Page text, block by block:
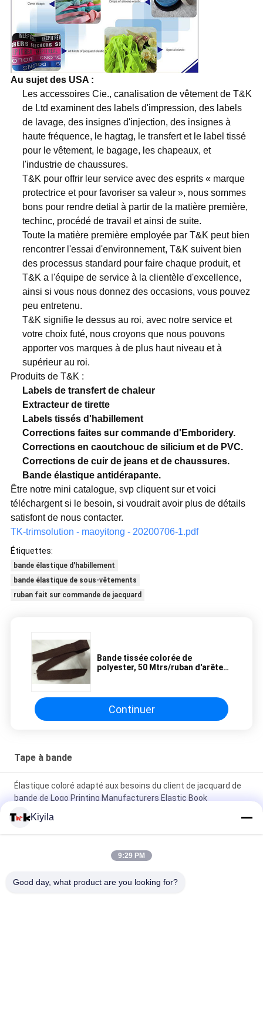
Au sujet des USA :
Les accessoires Cie., canalisation de vêtement de T&K
de Ltd examinent des labels d'impression, des labels
de lavage, des insignes d'injection, des insignes à
haute fréquence, le hagtag, le transfert et le label tissé
pour le vêtement, le bagage, les chapeaux, et
l'industrie de chaussures.
T&K pour offrir leur service avec des esprits « marque
protectrice et pour favoriser sa valeur », nous sommes
bons pour rendre detial à partir de la matière première,
techinc, procédé de travail et ainsi de suite.
Toute la matière première employée par T&K peut bien
rencontrer l'essai d'environnement, T&K suivent bien
des processus standard pour faire chaque produit, et
T&K a l'équipe de service à la clientèle d'excellence,
ainsi si vous nous donnez des occasions, vous pouvez
peu entretenu.
T&K signifie le dessus au roi, avec notre service et
votre choix futé, nous croyons que nous pouvons
apporter vos marques à de plus haut niveau et à
supérieur au roi.
Produits de T&K :
Labels de transfert de chaleur
Extracteur de tirette
Labels tissés d'habillement
Corrections faites sur commande d'Emboridery.
Corrections en caoutchouc de silicium et de PVC.
Corrections de cuir de jeans et de chaussures.
Bande élastique antidérapante.
Être notre mini catalogue, svp cliquent sur et voici
téléchargent si le besoin, si voudrait avoir plus de détails
satisfont de nous contacter.
TK-trimsolution - maoyitong - 20200706-1.pdf
Étiquettes:
bande élastique d'habillement
bande élastique de sous-vêtements
ruban fait sur commande de jacquard
Bande tissée colorée de
polyester, 50 Mtrs/ruban d'arête
Continuer
Tape à bande
Élastique coloré adapté aux besoins du client de jacquard de
bande de Logo Printing Manufacturers Elastic Book
Copie d'écran faite sur commande de silicium de bande
élastique de jacquard de gymnase de yoga pour des sous-
vestes 1cm 2cm 3cm adaptés aux besoins du client
Kiyila
9:29 PM
Good day, what product are you looking for?